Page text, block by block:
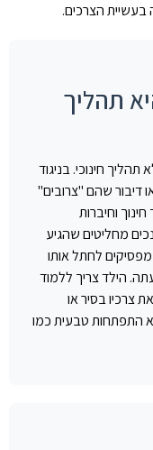
הצרכים.
תהליך
חינוכי. בניגוד
דיבור שהם "צרובים"
וחיברות
מחליטים שהגיע
לחתל אותו
הילד צריך ללמוד
צרכיו בסיר או
התפתחות טבעית כמו